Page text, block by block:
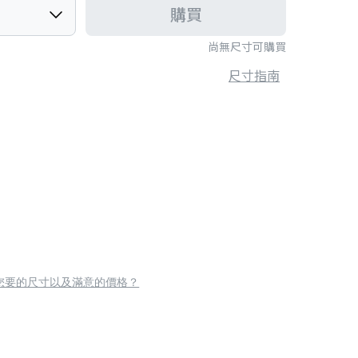
尚無尺寸可購買
購買
尺寸指南
要的尺寸以及滿意的價格？